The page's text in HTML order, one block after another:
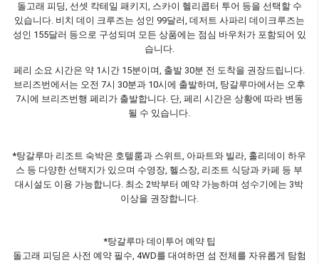
돌고래 피딩, 선셋 칵테일 패키지, 스카이 헬리콥터 투어 등을 선택할 수
있습니다. 비치 데이 크루즈는 성인 99달러, 데저트 사파리 데이크루즈는
성인 155달러 등으로 구성되며 모든 상품에는 점심 바우처가 포함되어 있
습니다.
페리 소요 시간은 약 1시간 15분이며, 출발 30분 전 도착을 권장드립니다.
브리즈번에서는 오전 7시 30분과 10시에 출발하며, 탕갈루마에서는 오후
7시에 브리즈번행 페리가 출발합니다. 단, 페리 시간은 상황에 따라 변동
될 수 있습니다.
*탕갈루마 리조트 숙박은 호텔룸과 스위트, 아파트와 빌라, 홀리데이 하우
스 등 다양한 선택지가 있으며 수영장, 헬스장, 리조트 식당과 카페 등 부
대시설도 이용 가능합니다. 최소 2박부터 예약 가능하며 성수기에는 3박
이상을 권장합니다.
*탕갈루마 데이투어 예약 팁
돌고래 피딩은 사전 예약 필수, 4WD를 대여하면 섬 전체를 자유롭게 탐험